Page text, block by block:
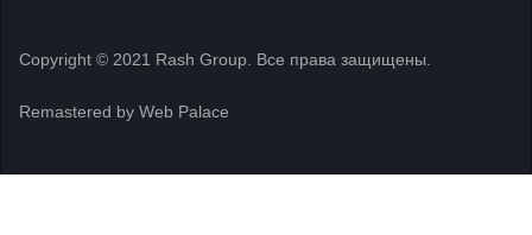
Copyright © 2021 Rash Group. Все права защищены.
Remastered by Web Palace